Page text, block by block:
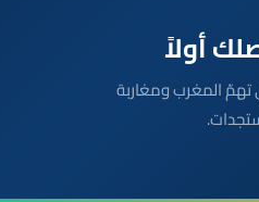
التي تهمّ المغرب ومغاربة